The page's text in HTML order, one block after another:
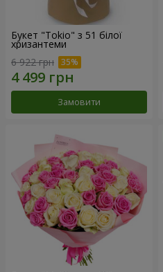
Букет "Tokio" з 51 білої
хризантеми
6 922 грн
Замовити